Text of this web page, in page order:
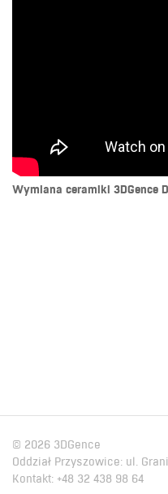
Wymiana ceramiki 3DGence
© 2026 3DGence
Oddział Przyszowice: ul.
Kontakt: +48 32 438 98 64